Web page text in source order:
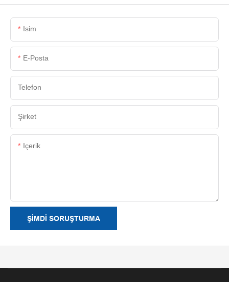
Isim
E-Posta
Telefon
Şirket
Içerik
ŞIMDI SORUŞTURMA